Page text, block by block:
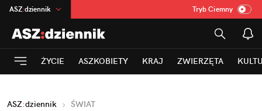
ASZ:dziennik
na:Temat
INN:Poland
mama
Rozrywka
Tryb Ciemny
ŻYCIE ASZKOBIETY KRAJ ZWIERZĘTA
ASZ:dziennik ŚWIAT